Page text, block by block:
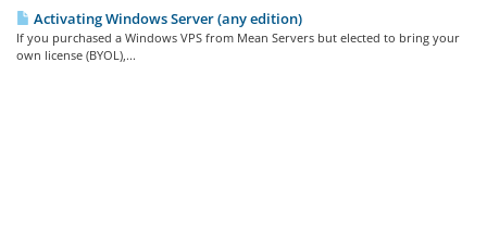
Activating Windows Server (any edition)
If you purchased a Windows VPS from Mean Servers but elected to bring your
own license (BYOL),...